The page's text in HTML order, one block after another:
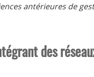
antérieures de
des